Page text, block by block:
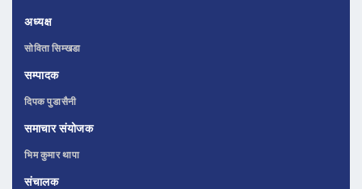
अध्यक्ष
सोविता सिम्खडा
सम्पादक
दिपक पुडासैनी
समाचार संयोजक
भिम कुमार थापा
संचालक